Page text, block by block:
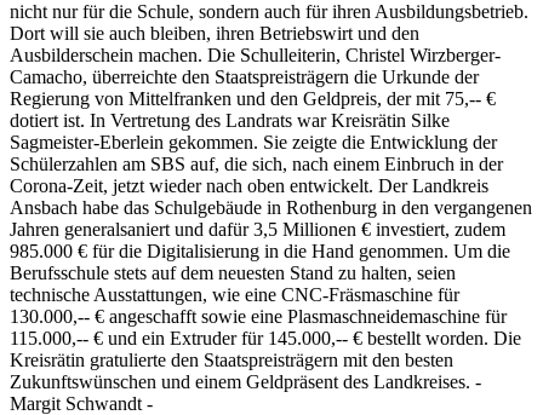
nicht nur für die Schule, sondern auch für ihren Ausbildungsbetrieb.
Dort will sie auch bleiben, ihren Betriebswirt und den
Ausbilderschein machen. Die Schulleiterin, Christel Wirzberger-
Camacho, überreichte den Staatspreisträgern die Urkunde der
Regierung von Mittelfranken und den Geldpreis, der mit 75,-- €
dotiert ist. In Vertretung des Landrats war Kreisrätin Silke
Sagmeister-Eberlein gekommen. Sie zeigte die Entwicklung der
Schülerzahlen am SBS auf, die sich, nach einem Einbruch in der
Corona-Zeit, jetzt wieder nach oben entwickelt. Der Landkreis
Ansbach habe das Schulgebäude in Rothenburg in den vergangenen
Jahren generalsaniert und dafür 3,5 Millionen € investiert, zudem
985.000 € für die Digitalisierung in die Hand genommen. Um die
Berufsschule stets auf dem neuesten Stand zu halten, seien
technische Ausstattungen, wie eine CNC-Fräsmaschine für
130.000,-- € angeschafft sowie eine Plasmaschneidemaschine für
115.000,-- € und ein Extruder für 145.000,-- € bestellt worden. Die
Kreisrätin gratulierte den Staatspreisträgern mit den besten
Zukunftswünschen und einem Geldpräsent des Landkreises. -
Margit Schwandt -